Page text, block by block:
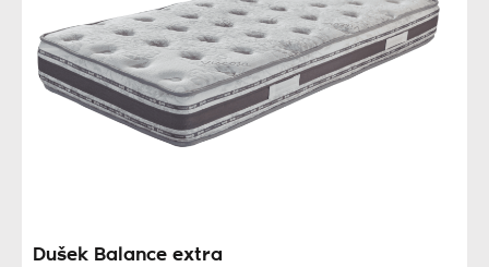
Dušek Balance extra